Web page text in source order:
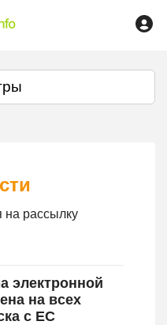
на рассылку
электронной
на всех
с ЕС